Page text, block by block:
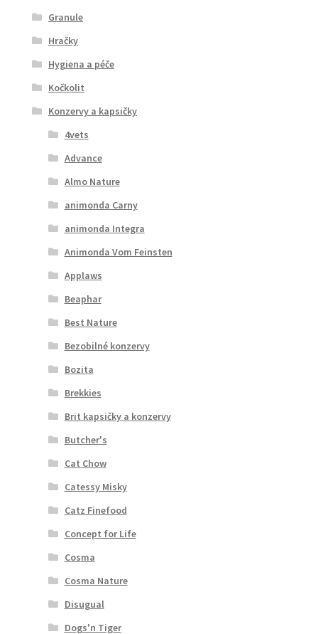
Granule
Hračky
Hygiena a péče
Kočkolit
Konzervy a kapsičky
4vets
Advance
Almo Nature
animonda Carny
animonda Integra
Animonda Vom Feinsten
Applaws
Beaphar
Best Nature
Bezobilné konzervy
Bozita
Brekkies
Brit kapsičky a konzervy
Butcher's
Cat Chow
Catessy Misky
Catz Finefood
Concept for Life
Cosma
Cosma Nature
Disugual
Dogs'n Tiger